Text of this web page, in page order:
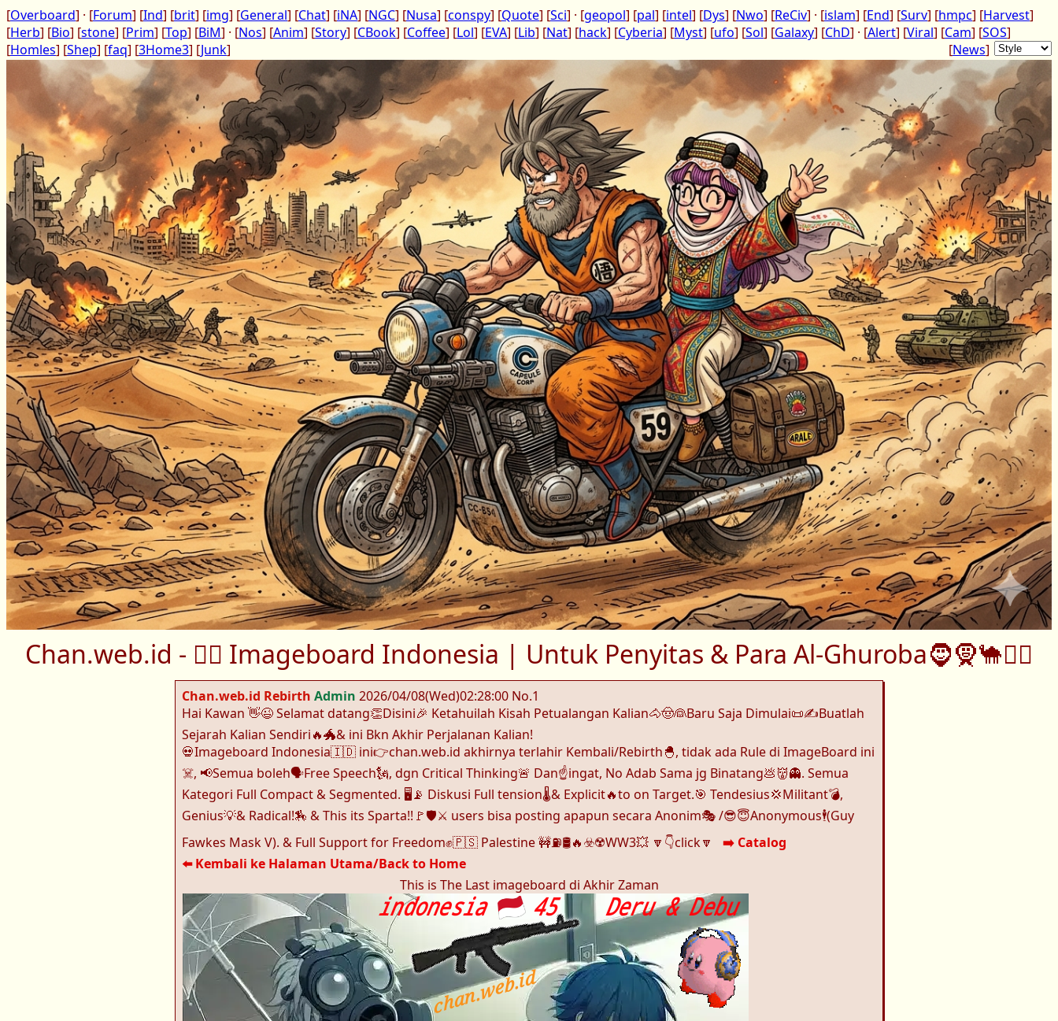
[Overboard] · [Forum] [Ind] [brit] [img] [General] [Chat] [iNA] [NGC] [Nusa] [conspy] [Quote] [Sci] · [geopol] [pal] [intel] [Dys] [Nwo] [ReCiv] · [islam] [End] [Surv] [hmpc] [Harvest]
[Herb] [Bio] [stone] [Prim] [Top] [BiM] · [Nos] [Anim] [Story] [CBook] [Coffee] [Lol] [EVA] [Lib] [Nat] [hack] [Cyberia] [Myst] [ufo] [Sol] [Galaxy] [ChD] · [Alert] [Viral] [Cam] [SOS]
[Homles] [Shep] [faq] [3Home3] [Junk] [News]
Chan.web.id - 🐦‍🔥 Imageboard Indonesia | Untuk Penyitas & Para Al-Ghuroba🧔🧕🐪👳‍♂️
Chan.web.id Rebirth Admin 2026/04/08(Wed)02:28:00 No.1
Hai Kawan 👋😉 Selamat datang👏Disini🎉 Ketahuilah Kisah Petualangan Kalian🐴🤠👰Baru Saja Dimulai📜✍️Buatlah
Sejarah Kalian Sendiri🔥🐲& ini Bkn Akhir Perjalanan Kalian!
💀Imageboard Indonesia🇮🇩 ini👉chan.web.id akhirnya terlahir Kembali/Rebirth🐣, tidak ada Rule di ImageBoard ini
☠️, 📢Semua boleh🗣️Free Speech🗽, dgn Critical Thinking🚨 Dan☝️ingat, No Adab Sama jg Binatang💩👹👻. Semua
Kategori Full Compact & Segmented. 🖥️📡 Diskusi Full tension🌡️& Explicit🔥to on Target.🎯 Tendesius💢Militant💣,
Genius💡& Radical!🏇 & This its Sparta!!🚩🛡️⚔️ users bisa posting apapun secara Anonim🎭 /😎😇Anonymous🕴️(Guy
Fawkes Mask V). & Full Support for Freedom✊🇵🇸 Palestine 🚧⛽🛢️🔥☣️☢️WW3💥 🔽👇click🔽 ➡️ Catalog
⬅️ Kembali ke Halaman Utama/Back to Home
This is The Last imageboard di Akhir Zaman